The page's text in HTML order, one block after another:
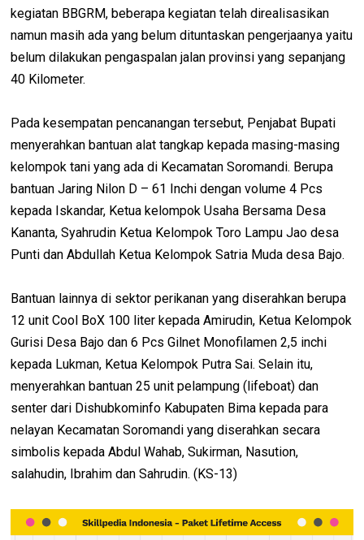
kegiatan BBGRM, beberapa kegiatan telah direalisasikan
namun masih ada yang belum dituntaskan pengerjaanya yaitu
belum dilakukan pengaspalan jalan provinsi yang sepanjang
40 Kilometer.
Pada kesempatan pencanangan tersebut, Penjabat Bupati
menyerahkan bantuan alat tangkap kepada masing-masing
kelompok tani yang ada di Kecamatan Soromandi. Berupa
bantuan Jaring Nilon D – 61 Inchi dengan volume 4 Pcs
kepada Iskandar, Ketua kelompok Usaha Bersama Desa
Kananta, Syahrudin Ketua Kelompok Toro Lampu Jao desa
Punti dan Abdullah Ketua Kelompok Satria Muda desa Bajo.
Bantuan lainnya di sektor perikanan yang diserahkan berupa
12 unit Cool BoX 100 liter kepada Amirudin, Ketua Kelompok
Gurisi Desa Bajo dan 6 Pcs Gilnet Monofilamen 2,5 inchi
kepada Lukman, Ketua Kelompok Putra Sai. Selain itu,
menyerahkan bantuan 25 unit pelampung (lifeboat) dan
senter dari Dishubkominfo Kabupaten Bima kepada para
nelayan Kecamatan Soromandi yang diserahkan secara
simbolis kepada Abdul Wahab, Sukirman, Nasution,
salahudin, Ibrahim dan Sahrudin. (KS-13)